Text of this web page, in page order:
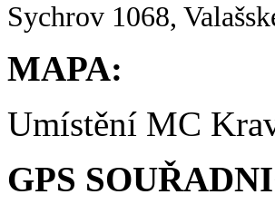
Sychrov 1068,
MAPA:
Umístění MC
GPS